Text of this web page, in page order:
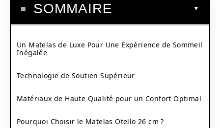
SOMMAIRE
Un Matelas de Luxe Pour Une Expérience de Sommeil
Inégalée
Technologie de Soutien Supérieur
Matériaux de Haute Qualité pour un Confort Optimal
Pourquoi Choisir le Matelas Otello 26 cm ?